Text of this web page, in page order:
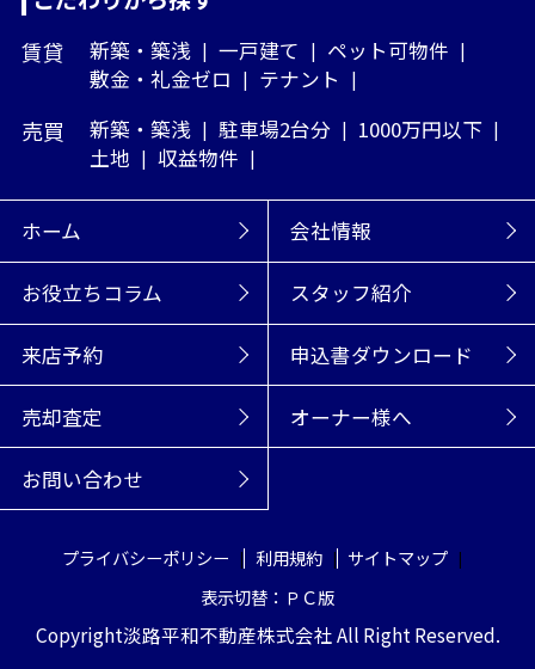
賃貸 新築・築浅 一戸建て
ペット可物件
敷金・礼金ゼロ
テナント
売買 新築・築浅 駐車場2台分
1000万円以下
土地
収益物件
ホーム 会社情報
お役立ちコラム スタッフ紹介
来店予約 申込書ダウンロード
売却査定 オーナー様へ
お問い合わせ
プライバシーポリシー 利用規約
サイトマップ
表示切替：ＰＣ版
Copyright淡路平和不動産株式会社 All Right Reserved.